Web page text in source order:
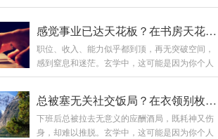
你的标书“气场”缺乏最后一刻的“定鼎之力”或“独
个看不见但能“加持”最终印象的“印章”。❶ “隐形
章”的制作此章并非实物。在最终打印、封装标书
前，将标书电子版的所有页面（尤其是技术方案
和报价摘要部分）另存为一份PDF。然后，在这
具插入一个极小的、颜色与背景完全一致的图形
（如一个直径1像素的实心圆，或一个简...
感觉事业已达天花板？在书房天花板贴片“苍穹镜”
职位、收入、能力似乎都到顶，再无突破空间，
感到窒息和迷茫。玄学中，这可能是因为你个人
事业能量的“上升通道”在感知上被“封顶”。需要在
点，打开心理空间。❶ “苍穹镜”的选择购买一小
块圆形或六边形的、镜面效果极佳的小镜子（直
径约5-8厘米，确保边缘光滑安全）。镜子务必
总被塞无关社交饭局？在衣领别枚“止觞针”
下班后总被拉去无意义的应酬酒局，既耗神又伤
身，却难以推脱。玄学中，这可能是因为你个人